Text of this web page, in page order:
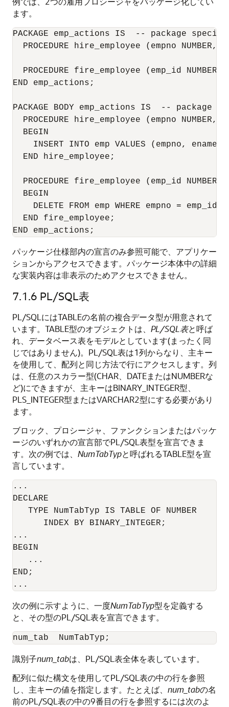
ます。
PACKAGE emp_actions IS  -- package
PROCEDURE hire_employee (empno NUMBER,
PROCEDURE fire_employee (emp_id
END emp_actions;
PACKAGE BODY emp_actions IS  -- package
PROCEDURE hire_employee (empno NUMBER,
  BEGIN
INSERT INTO emp VALUES (empno, ename,
  END hire_employee;
PROCEDURE fire_employee (emp_id NUMBER)
  BEGIN
    DELETE FROM emp WHERE empno = emp_id;
  END fire_employee;
パッケージ仕様部内の宣言のみ参照可能で、アプリケー
ションからアクセスできます。パッケージ本体中の詳細
な実装内容は非表示のためアクセスできません。
7.1.6 PL/SQL表
PL/SQLにはTABLEの名前の複合データ型が用意されて
います。TABLE型のオブジェクトは、 PL/SQL表と呼ば
れ、データベース表をモデルとしています(まったく同
じではありません)。PL/SQL表は1列からなり、主キー
を使用して、配列と同じ方法で行にアクセスします。列
は、任意のスカラー型(CHAR、DATEまたはNUMBERな
ど)にできますが、主キーはBINARY_INTEGER型、
PLS_INTEGER型またはVARCHAR2型にする必要があり
ます。
ブロック、プロシージャ、ファンクションまたはパッケ
ージのいずれかの宣言部でPL/SQL表型を宣言できま
す。次の例では、 NumTabTypと呼ばれるTABLE型を宣
言しています。
...
DECLARE
   TYPE NumTabTyp IS TABLE OF NUMBER
      INDEX BY BINARY_INTEGER;
...
BEGIN
   ...
END;
次の例に示すように、一度NumTabTyp型を定義する
と、その型のPL/SQL表を宣言できます。
識別子num_tabは、PL/SQL表全体を表しています。
配列に似た構文を使用してPL/SQL表の中の行を参照
し、主キーの値を指定します。たとえば、 num_tabの名
前のPL/SQL表の中の9番目の行を参照するには次のよ